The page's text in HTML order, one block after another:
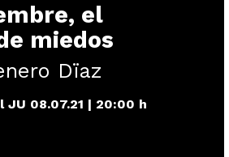
el
miedos
Dïaz
JU 08.07.21 | 20:00 h